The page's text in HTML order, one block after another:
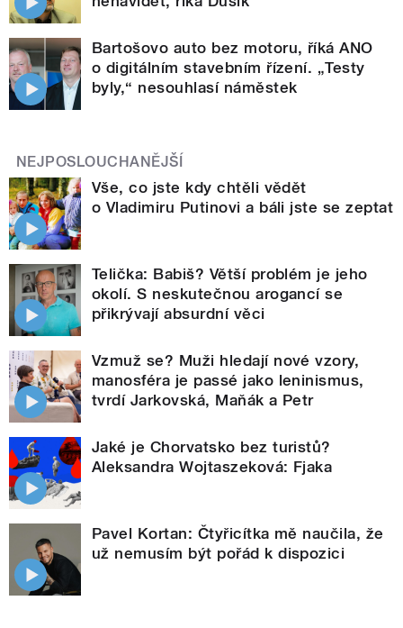
Bartošovo auto bez motoru, říká ANO
o digitálním stavebním řízení. „Testy
byly,“ nesouhlasí náměstek
NEJPOSLOUCHANĚJŠÍ
Vše, co jste kdy chtěli vědět
o Vladimiru Putinovi a báli jste se zeptat
Telička: Babiš? Větší problém je jeho
okolí. S neskutečnou arogancí se
přikrývají absurdní věci
Vzmuž se? Muži hledají nové vzory,
manosféra je passé jako leninismus,
tvrdí Jarkovská, Maňák a Petr
Jaké je Chorvatsko bez turistů?
Aleksandra Wojtaszeková: Fjaka
Pavel Kortan: Čtyřicítka mě naučila, že
už nemusím být pořád k dispozici